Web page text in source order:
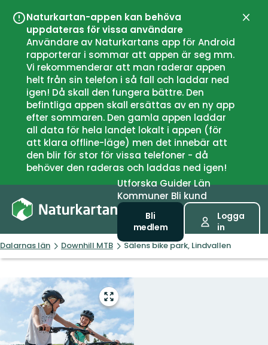
Naturkartan-appen kan behöva
uppdateras för vissa användare
Användare av Naturkartans app för Android
rapporterar i sommar att appen är seg mm.
Vi rekommenderar att man raderar appen
helt från sin telefon i så fall och laddar ned
igen! Då skall den fungera bättre. Den
befintliga appen skall ersättas av en ny app
efter sommaren. Den gamla appen laddar
all data för hela landet lokalt i appen (för
att klara offline-läge) men det innebär att
den blir för stor för vissa telefoner - då
behöver den raderas och laddas ned igen!
UtforskaGuiderLän
Kommuner Bli kund
Bli
medlem
Logga
in
Dalarnas län Downhill MTB Sälens bike park, Lindvallen
Gå
till
helskärmsläge